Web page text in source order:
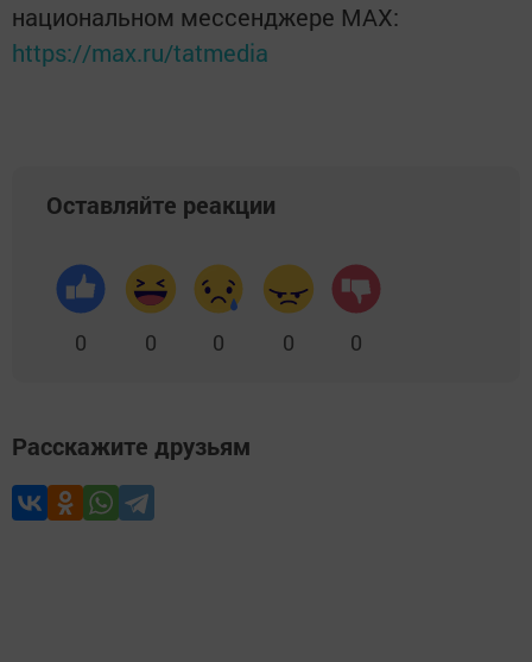
национальном мессенджере MАХ:
https://max.ru/tatmedia
Оставляйте реакции
0 0 0 0 0
Расскажите друзьям